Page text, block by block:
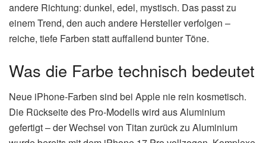
andere Richtung: dunkel, edel, mystisch. Das passt zu
einem Trend, den auch andere Hersteller verfolgen –
reiche, tiefe Farben statt auffallend bunter Töne.
Was die Farbe technisch bedeutet
Neue iPhone-Farben sind bei Apple nie rein kosmetisch.
Die Rückseite des Pro-Modells wird aus Aluminium
gefertigt – der Wechsel von Titan zurück zu Aluminium